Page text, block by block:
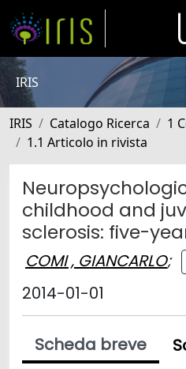
IRIS
IRIS Catalogo Ricerca
1
1.1 Articolo in rivista
childhood and
sclerosis: five-
COMI , GIANCARLO;
2014-01-01
Scheda breve